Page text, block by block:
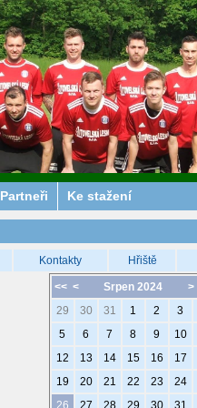
Partneři Ke stažení
Kontakty Hřiště
<< < >
Srpen 2024
29
30 31 1 2 3
5
6 7 8 9 10
12
13 14 15 16 17
19
20 21 22 23 24
26
27 28 29 30 31